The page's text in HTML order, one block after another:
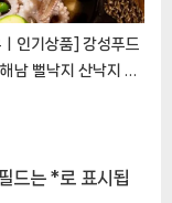
인기상품] 강성푸드
남 뻘낙지 산낙지 국
상품]
드는 *로 표시됩